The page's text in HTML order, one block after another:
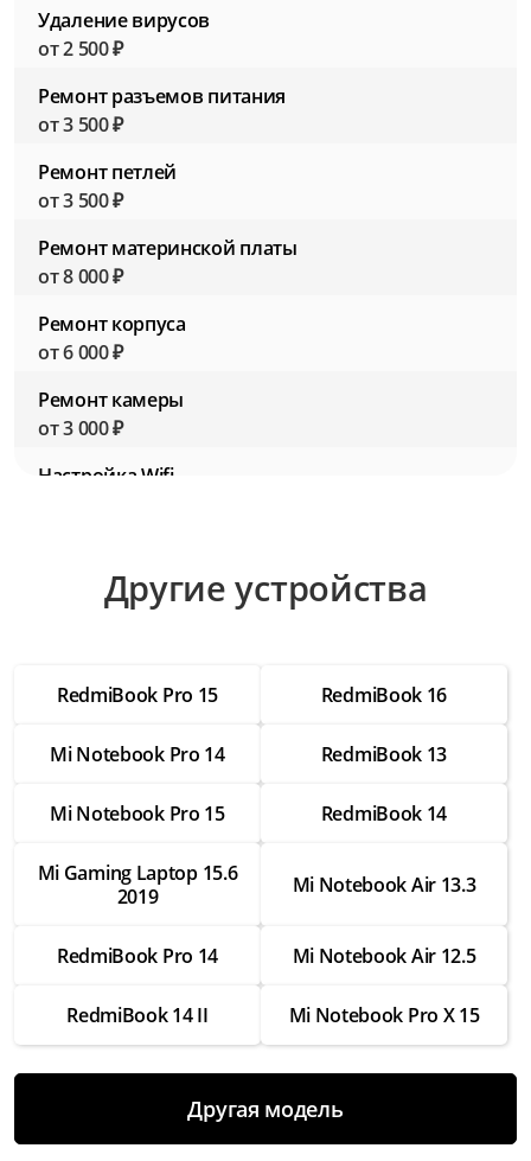
Удаление вирусов
от 2 500 ₽
Ремонт разъемов питания
от 3 500 ₽
Ремонт петлей
от 3 500 ₽
Ремонт материнской платы
от 8 000 ₽
Ремонт корпуса
от 6 000 ₽
Ремонт камеры
от 3 000 ₽
Настройка Wifi
от 2 500 ₽
Настройка операционной системы
от 3 500 ₽
от 3 500 ₽
от 4 000 ₽
Замена HDD
Замена экрана
Другие устройства
RedmiBook Pro 15 RedmiBook 16
Mi Notebook Pro 14 RedmiBook 13
Mi Notebook Pro 15 RedmiBook 14
Mi Gaming Laptop 15.6
2019
Mi Notebook Air 13.3
RedmiBook Pro 14 Mi Notebook Air 12.5
RedmiBook 14 II Mi Notebook Pro X 15
Другая модель